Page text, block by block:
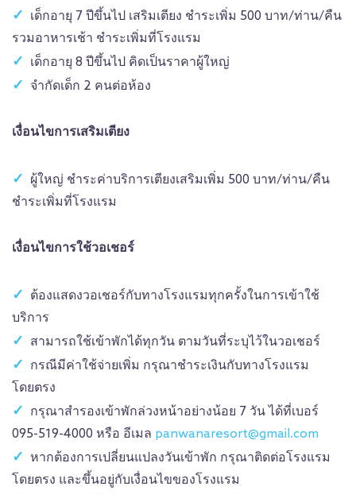
เด็กอายุ 7 ปีขึ้นไป เสริมเตียง ชำระเพิ่ม 500 บาท/ท่าน/คืน
รวมอาหารเช้า ชำระเพิ่มที่โรงแรม
เด็กอายุ 8 ปีขึ้นไป คิดเป็นราคาผู้ใหญ่
จำกัดเด็ก 2 คนต่อห้อง
เงื่อนไขการเสริมเตียง
ผู้ใหญ่ ชำระค่าบริการเตียงเสริมเพิ่ม 500 บาท/ท่าน/คืน
ชำระเพิ่มที่โรงแรม
เงื่อนไขการใช้วอเชอร์
ต้องแสดงวอเชอร์กับทางโรงแรมทุกครั้งในการเข้าใช้
บริการ
สามารถใช้เข้าพักได้ทุกวัน ตามวันที่ระบุไว้ในวอเชอร์
กรณีมีค่าใช้จ่ายเพิ่ม กรุณาชำระเงินกับทางโรงแรม
โดยตรง
กรุณาสำรองเข้าพักล่วงหน้าอย่างน้อย 7 วัน ได้ที่เบอร์
095-519-4000 หรือ อีเมล panwanaresort@gmail.com
หากต้องการเปลี่ยนแปลงวันเข้าพัก กรุณาติดต่อโรงแรม
โดยตรง และขึ้นอยู่กับเงื่อนไขของโรงแรม